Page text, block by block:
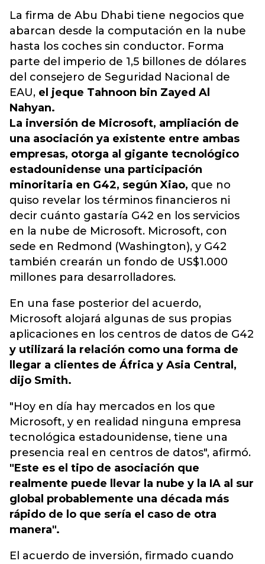
La firma de Abu Dhabi tiene negocios que
abarcan desde la computación en la nube
hasta los coches sin conductor. Forma
parte del imperio de 1,5 billones de dólares
del consejero de Seguridad Nacional de
EAU, el jeque Tahnoon bin Zayed Al
Nahyan.
La inversión de Microsoft, ampliación de
una asociación ya existente entre ambas
empresas, otorga al gigante tecnológico
estadounidense una participación
minoritaria en G42, según Xiao, que no
quiso revelar los términos financieros ni
decir cuánto gastaría G42 en los servicios
en la nube de Microsoft. Microsoft, con
sede en Redmond (Washington), y G42
también crearán un fondo de US$1.000
millones para desarrolladores.
En una fase posterior del acuerdo,
Microsoft alojará algunas de sus propias
aplicaciones en los centros de datos de G42
y utilizará la relación como una forma de
llegar a clientes de África y Asia Central,
dijo Smith.
"Hoy en día hay mercados en los que
Microsoft, y en realidad ninguna empresa
tecnológica estadounidense, tiene una
presencia real en centros de datos", afirmó.
"Este es el tipo de asociación que
realmente puede llevar la nube y la IA al sur
global probablemente una década más
rápido de lo que sería el caso de otra
manera".
El acuerdo de inversión, firmado cuando